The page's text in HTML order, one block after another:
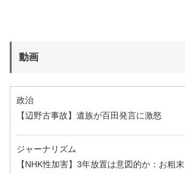
動画
政治
【辺野古事故】遺族が百田発言に激怒
ジャーナリズム
【NHK性加害】3年放置は意図的か：お粗末